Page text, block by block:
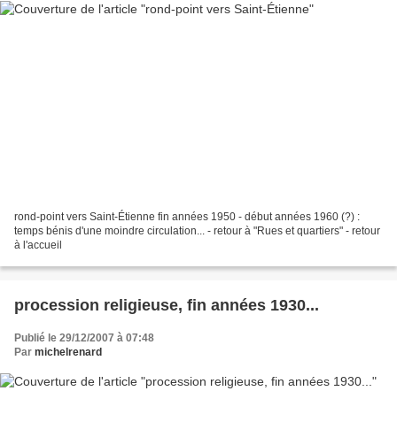
rond-point vers Saint-Étienne fin années 1950 - début années 1960 (?) :
temps bénis d'une moindre circulation... - retour à "Rues et quartiers" - retour
à l'accueil
procession religieuse, fin années 1930...
Publié le 29/12/2007 à 07:48
Par michelrenard